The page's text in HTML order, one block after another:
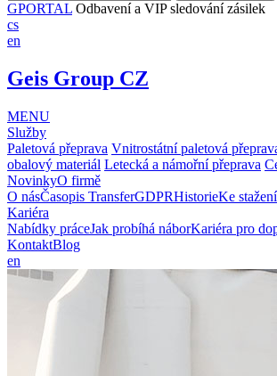
GPORTAL Odbavení a VIP sledování zásilek
cs
en
Geis Group CZ
MENU
Služby
Paletová přeprava Vnitrostátní paletová
obalový materiál Letecká a námořní přeprava
NovinkyO firmě
O násČasopis TransferGDPRHistorieKe stažení
Kariéra
Nabídky práceJak probíhá náborKariéra pro
KontaktBlog
en